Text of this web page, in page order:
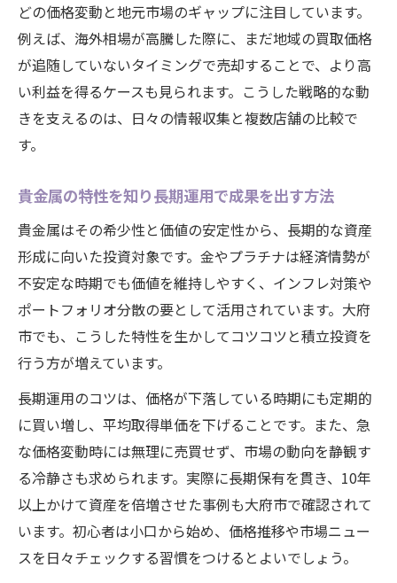
賢い買取タイミングで貴金属価値を最大化
買取利用で増やす貴金属資産形成の実践法
市場の変化に強い貴金属買取戦略の立て方
貴金属買取を活かしたリスク分散投資術
地元で注目された貴金属買取活用事例
貴金属と特産品の資産形成における共通点
大府市投資家の貴金属運用成功パターン
貴金属買取で資産拡大した現実的な事例紹
介
省エネ法の動向が貴金属投資に与える影響
省エネ法の中長期計画が貴金属投資に与え
る意味
省エネ法の最新動向と貴金属市場の変化を
分析
中長期計画書作成が貴金属投資判断に役立
つ理由
非化石エネルギー政策と貴金属投資の関係
性
どの価格変動と地元市場のギャップに注目しています。
例えば、海外相場が高騰した際に、まだ地域の買取価格
が追随していないタイミングで売却することで、より高
い利益を得るケースも見られます。こうした戦略的な動
きを支えるのは、日々の情報収集と複数店舗の比較で
す。
貴金属の特性を知り長期運用で成果を出す方法
貴金属はその希少性と価値の安定性から、長期的な資産
形成に向いた投資対象です。金やプラチナは経済情勢が
不安定な時期でも価値を維持しやすく、インフレ対策や
ポートフォリオ分散の要として活用されています。大府
市でも、こうした特性を生かしてコツコツと積立投資を
行う方が増えています。
長期運用のコツは、価格が下落している時期にも定期的
に買い増し、平均取得単価を下げることです。また、急
な価格変動時には無理に売買せず、市場の動向を静観す
る冷静さも求められます。実際に長期保有を貫き、10年
以上かけて資産を倍増させた事例も大府市で確認されて
います。初心者は小口から始め、価格推移や市場ニュー
スを日々チェックする習慣をつけるとよいでしょう。